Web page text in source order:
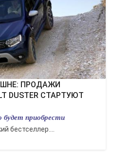
DUSTER СТАРТУЮТ
приобрести
бестселлер....